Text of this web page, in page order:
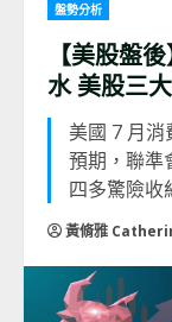
盤勢分析
【美股盤
水 美股三
美國 7 月消
預期，聯準
四多驚險收
黃脩雅